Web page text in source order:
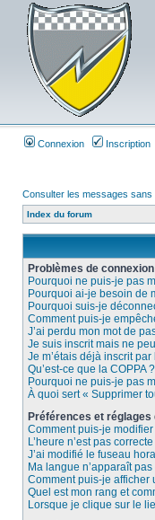
Connexion Inscription
Consulter les messages sans
Index du forum
Problèmes de
Pourquoi ne puis-je pas
Pourquoi ai-je besoin de
Pourquoi suis-je
Comment puis-je
J’ai perdu mon mot de
Je suis inscrit mais ne
Je m’étais déjà inscrit
Qu’est-ce que la COPPA ?
Pourquoi ne puis-je pas
À quoi sert « Supprimer
Préférences et
Comment puis-je
L’heure n’est pas correcte
J’ai modifié le fuseau
Ma langue n’apparaît
Comment puis-je afficher
Quel est mon rang et
Lorsque je clique sur le